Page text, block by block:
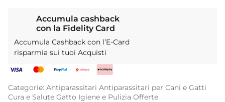
Accumula cashback
con la Fidelity Card
Accumula Cashback con l’E-Card
risparmia sui tuoi Acquisti
Categorie: Antiparassitari Antiparassitari per Cani e Gatti
Cura e Salute Gatto Igiene e Pulizia Offerte